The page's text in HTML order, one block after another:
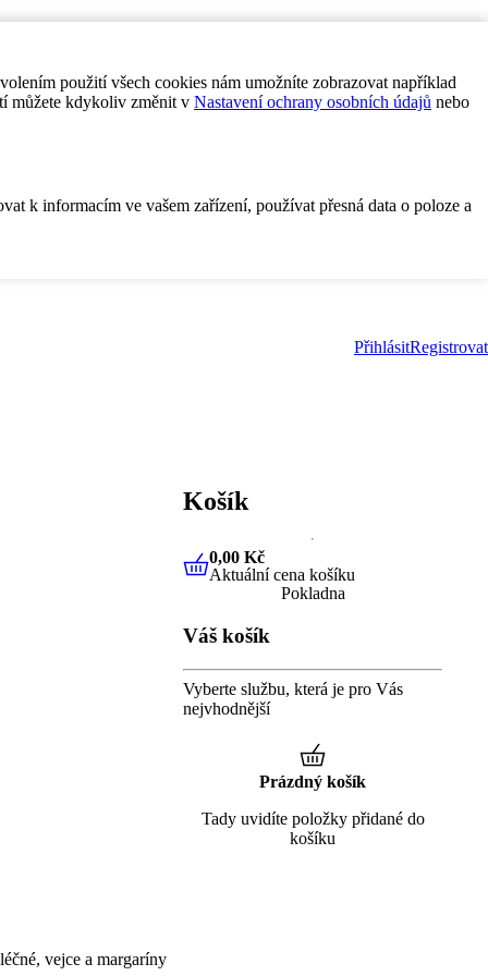
použití všech cookies nám umožníte zobrazovat například
můžete kdykoliv změnit v Nastavení ochrany osobních údajů nebo
k informacím ve vašem zařízení, používat přesná data o poloze a
PřihlásitRegistrovat
vejce a margaríny
Košík
0,00 KčAktuální cena košíku
0,00 Kč
Aktuální cena košíku
Pokladna
Váš košík
Vyberte službu, která je pro Vás
nejvhodnější
Prázdný košík
Tady uvidíte položky přidané do
košíku